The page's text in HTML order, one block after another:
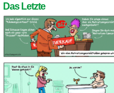
Das Letzte